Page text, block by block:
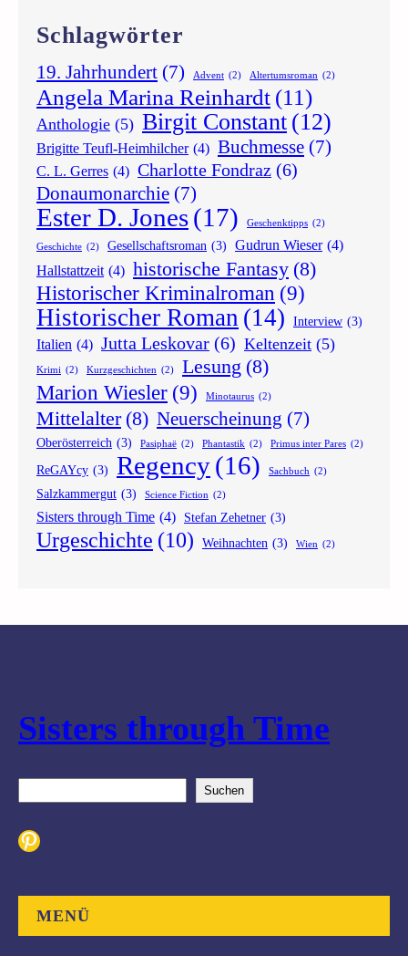
Schlagwörter
19. Jahrhundert (7) Advent (2) Altertumsroman (2)
Angela Marina Reinhardt (11)
Anthologie (5) Birgit Constant (12)
Brigitte Teufl-Heimhilcher (4) Buchmesse (7)
C. L. Gerres (4) Charlotte Fondraz (6)
Donaumonarchie (7)
Ester D. Jones(17) Geschenktipps (2)
Geschichte (2) Gesellschaftsroman (3) Gudrun Wieser (4)
Hallstattzeit (4) historische Fantasy (8)
Historischer Kriminalroman (9)
Historischer Roman (14) Interview (3)
Italien (4) Jutta Leskovar (6) Keltenzeit (5)
Krimi (2) Kurzgeschichten (2) Lesung (8)
Marion Wiesler (9) Minotaurus (2)
Mittelalter (8) Neuerscheinung (7)
Oberösterreich (3) Pasiphaë (2) Phantastik (2) Primus inter Pares (2)
ReGAYcy (3) Regency(16) Sachbuch (2)
Salzkammergut (3) Science Fiction (2)
Sisters through Time (4) Stefan Zehetner (3)
Urgeschichte (10) Weihnachten (3) Wien (2)
Sisters through Time
c
h
n
Suchen
Pinterest
MENÜ